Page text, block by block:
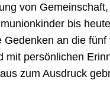
von
bis
Gedenken an die
mit persönlichen
zum Ausdruck